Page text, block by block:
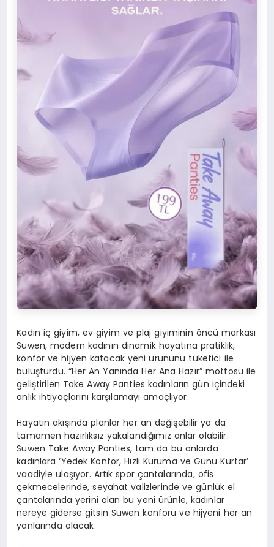
Kadın iç giyim, ev giyim ve plaj giyiminin öncü markası
Suwen, modern kadının dinamik hayatına pratiklik,
konfor ve hijyen katacak yeni ürününü tüketici ile
buluşturdu. “Her An Yanında Her Ana Hazır” mottosu ile
geliştirilen Take Away Panties kadınların gün içindeki
anlık ihtiyaçlarını karşılamayı amaçlıyor.
Hayatın akışında planlar her an değişebilir ya da
tamamen hazırlıksız yakalandığımız anlar olabilir.
Suwen Take Away Panties, tam da bu anlarda
kadınlara ‘Yedek Konfor, Hızlı Kuruma ve Günü Kurtar’
vaadiyle ulaşıyor. Artık spor çantalarında, ofis
çekmecelerinde, seyahat valizlerinde ve günlük el
çantalarında yerini alan bu yeni ürünle, kadınlar
nereye giderse gitsin Suwen konforu ve hijyeni her an
yanlarında olacak.